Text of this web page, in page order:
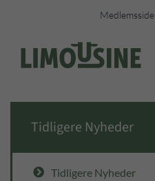
Medlemsside
Tidligere Nyheder
Tidligere Nyheder